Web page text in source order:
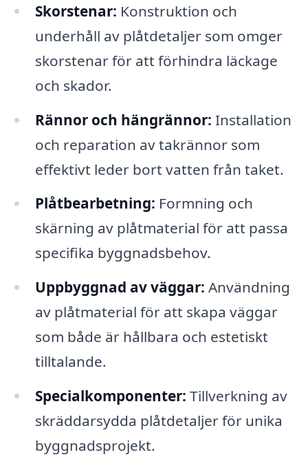
Skorstenar: Konstruktion och
underhåll av plåtdetaljer som omger
skorstenar för att förhindra läckage
och skador.
Rännor och hängrännor: Installation
och reparation av takrännor som
effektivt leder bort vatten från taket.
Plåtbearbetning: Formning och
skärning av plåtmaterial för att passa
specifika byggnadsbehov.
Uppbyggnad av väggar: Användning
av plåtmaterial för att skapa väggar
som både är hållbara och estetiskt
tilltalande.
Specialkomponenter: Tillverkning av
skräddarsydda plåtdetaljer för unika
byggnadsprojekt.